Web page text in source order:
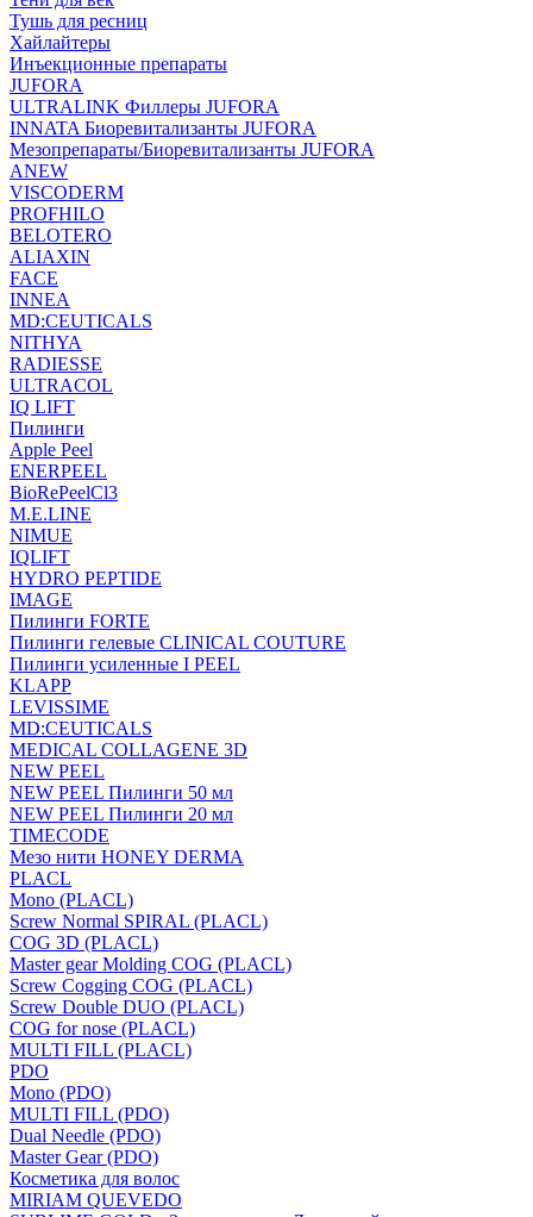
Тушь для ресниц
Хайлайтеры
Инъекционные препараты
JUFORA
ULTRALINK Филлеры JUFORA
INNATA Биоревитализанты JUFORA
Мезопрепараты/Биоревитализанты JUFORA
ANEW
VISCODERM
PROFHILO
BELOTERO
ALIAXIN
FACE
INNEA
MD:CEUTICALS
NITHYA
RADIESSE
ULTRACOL
IQ LIFT
Пилинги
Apple Peel
ENERPEEL
BioRePeelCl3
M.E.LINE
NIMUE
IQLIFT
HYDRO PEPTIDE
IMAGE
Пилинги FORTE
Пилинги гелевые CLINICAL COUTURE
Пилинги усиленные I PEEL
KLAPP
LEVISSIME
MD:CEUTICALS
MEDICAL COLLAGENE 3D
NEW PEEL
NEW PEEL Пилинги 50 мл
NEW PEEL Пилинги 20 мл
TIMECODE
Мезо нити HONEY DERMA
PLACL
Mono (PLACL)
Screw Normal SPIRAL (PLACL)
COG 3D (PLACL)
Master gear Molding COG (PLACL)
Screw Cogging COG (PLACL)
Screw Double DUO (PLACL)
COG for nose (PLACL)
MULTI FILL (PLACL)
PDO
Mono (PDO)
MULTI FILL (PDO)
Dual Needle (PDO)
Master Gear (PDO)
Косметика для волос
MIRIAM QUEVEDO